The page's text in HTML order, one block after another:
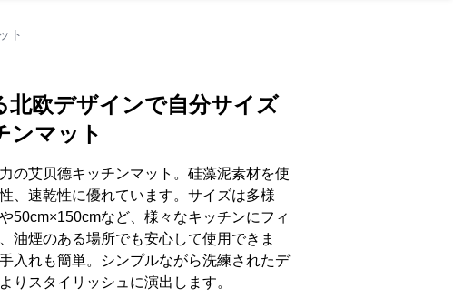
ト
北欧デザインで自分サイズ
ンマット
の艾贝德キッチンマット。硅藻泥素材を使
、速乾性に優れています。サイズは多様
50cm×150cmなど、様々なキッチンにフィ
油煙のある場所でも安心して使用できま
入れも簡単。シンプルながら洗練されたデ
りスタイリッシュに演出します。